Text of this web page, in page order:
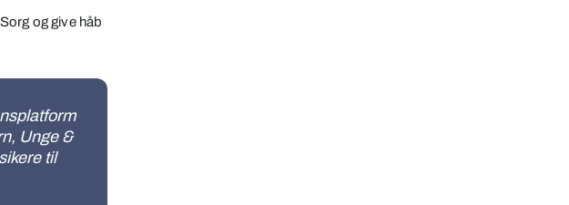
og give håb
Unge &
til